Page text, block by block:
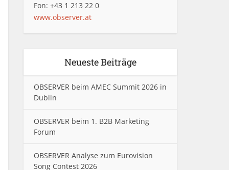
Fon: +43 1 213 22 0
www.observer.at
Neueste Beiträge
OBSERVER beim AMEC Summit 2026 in
Dublin
OBSERVER beim 1. B2B Marketing
Forum
OBSERVER Analyse zum Eurovision
Song Contest 2026